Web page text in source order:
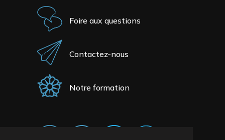
Foire aux questions
Contactez-nous
Notre formation